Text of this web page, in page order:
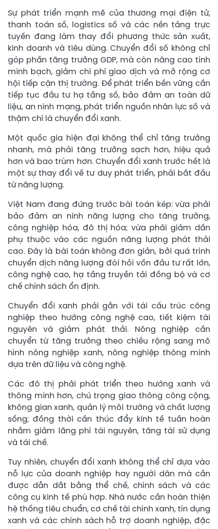
Sự phát triển mạnh mẽ của thương mại điện tử,
thanh toán số, logistics số và các nền tảng trực
tuyến đang làm thay đổi phương thức sản xuất,
kinh doanh và tiêu dùng. Chuyển đổi số không chỉ
góp phần tăng trưởng GDP, mà còn nâng cao tính
minh bạch, giảm chi phí giao dịch và mở rộng cơ
hội tiếp cận thị trường. Để phát triển bền vững cần
tiếp tục đầu tư hạ tầng số, bảo đảm an toàn dữ
liệu, an ninh mạng, phát triển nguồn nhân lực số và
thậm chí là chuyển đổi xanh.
Một quốc gia hiện đại không thể chỉ tăng trưởng
nhanh, mà phải tăng trưởng sạch hơn, hiệu quả
hơn và bao trùm hơn. Chuyển đổi xanh trước hết là
một sự thay đổi về tư duy phát triển, phải bắt đầu
từ năng lượng.
Việt Nam đang đứng trước bài toán kép: vừa phải
bảo đảm an ninh năng lượng cho tăng trưởng,
công nghiệp hóa, đô thị hóa; vừa phải giảm dần
phụ thuộc vào các nguồn năng lượng phát thải
cao. Đây là bài toán không đơn giản, bởi quá trình
chuyển dịch năng lượng đòi hỏi vốn đầu tư rất lớn,
công nghệ cao, hạ tầng truyền tải đồng bộ và cơ
chế chính sách ổn định.
Chuyển đổi xanh phải gắn với tái cấu trúc công
nghiệp theo hướng công nghệ cao, tiết kiệm tài
nguyên và giảm phát thải. Nông nghiệp cần
chuyển từ tăng trưởng theo chiều rộng sang mô
hình nông nghiệp xanh, nông nghiệp thông minh
dựa trên dữ liệu và công nghệ.
Các đô thị phải phát triển theo hướng xanh và
thông minh hơn, chú trọng giao thông công cộng,
không gian xanh, quản lý môi trường và chất lượng
sống; đồng thời cần thúc đẩy kinh tế tuần hoàn
nhằm giảm lãng phí tài nguyên, tăng tái sử dụng
và tái chế.
Tuy nhiên, chuyển đổi xanh không thể chỉ dựa vào
nỗ lực của doanh nghiệp hay người dân mà cần
được dẫn dắt bằng thể chế, chính sách và các
công cụ kinh tế phù hợp. Nhà nước cần hoàn thiện
hệ thống tiêu chuẩn, cơ chế tài chính xanh, tín dụng
xanh và các chính sách hỗ trợ doanh nghiệp, đặc